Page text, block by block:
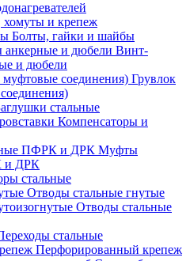
хомуты и крепеж
Болты, гайки и шайбы
Винт-
и дюбели
Грувлок
стальные
Компенсаторы и
Муфты
и ДРК
стальные
Отводы стальные гнутые
Отводы стальные
стальные
Перфорированный крепеж